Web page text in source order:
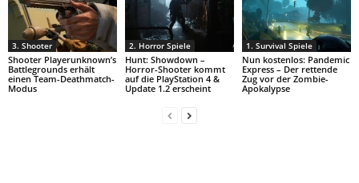
3. Shooter
Shooter Playerunknown’s
Battlegrounds erhält
einen Team-Deathmatch-
Modus
2. Horror Spiele
Hunt: Showdown –
Horror-Shooter kommt
auf die PlayStation 4 &
Update 1.2 erscheint
1. Survival Spiele
Nun kostenlos: Pandemic
Express – Der rettende
Zug vor der Zombie-
Apokalypse